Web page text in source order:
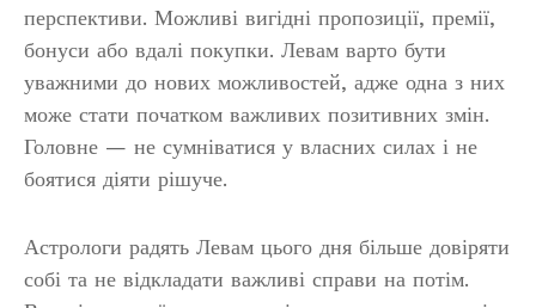
перспективи. Можливі вигідні пропозиції, премії,
бонуси або вдалі покупки. Левам варто бути
уважними до нових можливостей, адже одна з них
може стати початком важливих позитивних змін.
Головне — не сумніватися у власних силах і не
боятися діяти рішуче.
Астрологи радять Левам цього дня більше довіряти
собі та не відкладати важливі справи на потім.